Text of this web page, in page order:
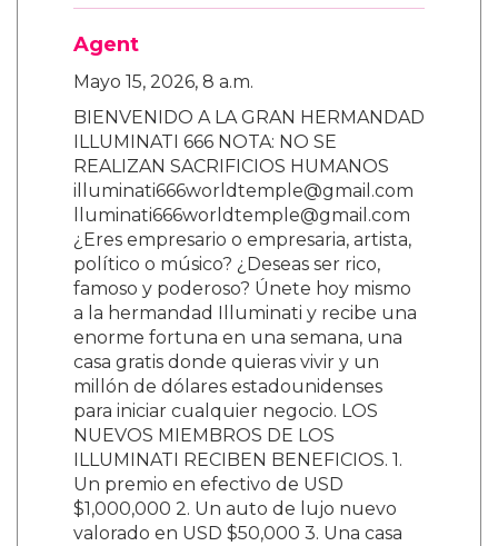
Agent
Mayo 15, 2026, 8 a.m.
BIENVENIDO A LA GRAN HERMANDAD
ILLUMINATI 666 NOTA: NO SE
REALIZAN SACRIFICIOS HUMANOS
illuminati666worldtemple@gmail.com
lluminati666worldtemple@gmail.com
¿Eres empresario o empresaria, artista,
político o músico? ¿Deseas ser rico,
famoso y poderoso? Únete hoy mismo
a la hermandad Illuminati y recibe una
enorme fortuna en una semana, una
casa gratis donde quieras vivir y un
millón de dólares estadounidenses
para iniciar cualquier negocio. LOS
NUEVOS MIEMBROS DE LOS
ILLUMINATI RECIBEN BENEFICIOS. 1.
Un premio en efectivo de USD
$1,000,000 2. Un auto de lujo nuevo
valorado en USD $50,000 3. Una casa